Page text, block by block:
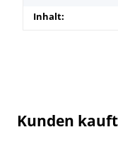
Inhalt:
Kunden